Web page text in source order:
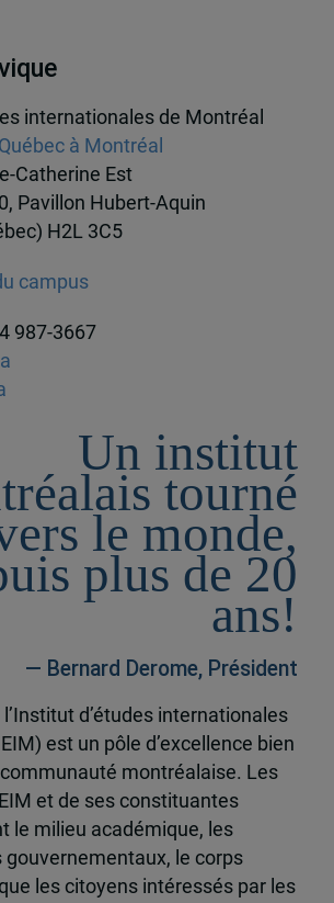
internationales de Montréal
à Montréal
Catherine Est
Pavillon Hubert-Aquin
H2L 3C5
campus
987-3667
Un institut
tourné
le monde,
plus de 20
ans!
— Bernard Derome, Président
d’études internationales
est un pôle d’excellence bien
montréalaise. Les
et de ses constituantes
le milieu académique, les
le corps
les citoyens intéressés par les